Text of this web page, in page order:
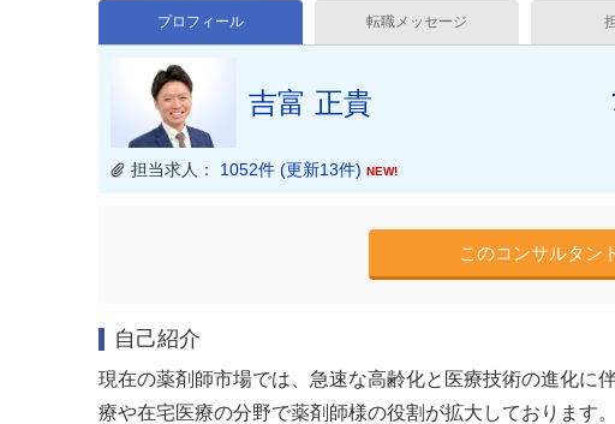
プロフィール 転職メッセージ
吉富 正貴
担当求人： 1052件 (更新13件) NEW!
このコンサルタン
自己紹介
現在の薬剤師市場では、急速な高齢化と医療技術の進化に
療や在宅医療の分野で薬剤師様の役割が拡大しております